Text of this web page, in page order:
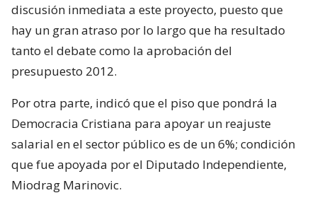
discusión inmediata a este proyecto, puesto que
hay un gran atraso por lo largo que ha resultado
tanto el debate como la aprobación del
presupuesto 2012.
Por otra parte, indicó que el piso que pondrá la
Democracia Cristiana para apoyar un reajuste
salarial en el sector público es de un 6%; condición
que fue apoyada por el Diputado Independiente,
Miodrag Marinovic.